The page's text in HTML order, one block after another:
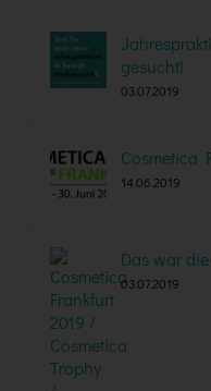
gesucht!
03.07.2019
Cosmetica
14.06.2019
Das war
03.07.2019